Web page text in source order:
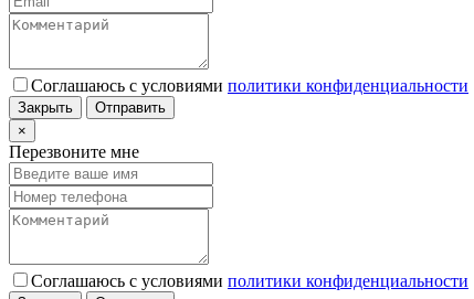
Соглашаюсь с условиями политики конфиденциальности
Закрыть
Отправить
×
Перезвоните мне
Соглашаюсь с условиями политики конфиденциальности